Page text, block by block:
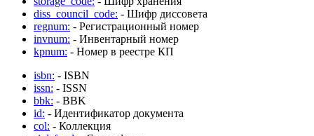
diss_council_code: - Шифр диссовета
regnum: - Регистрационный номер
invnum: - Инвентарный номер
kpnum: - Номер в реестре КП
isbn: - ISBN
issn: - ISSN
bbk: - BBK
id: - Идентификатор документа
col: - Коллекция